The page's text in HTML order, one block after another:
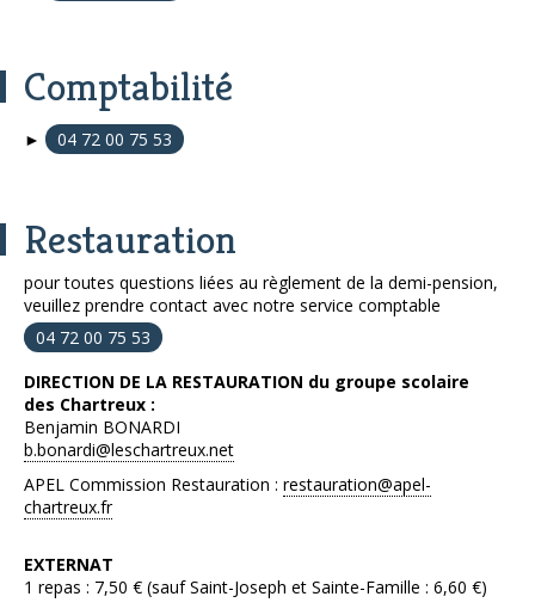
Comptabilité
► 04 72 00 75 53
Restauration
pour toutes questions liées au règlement de la demi-pension,
veuillez prendre contact avec notre service comptable
04 72 00 75 53
DIRECTION DE LA RESTAURATION du groupe scolaire
des Chartreux :
Benjamin BONARDI
b.bonardi@leschartreux.net
APEL Commission Restauration : restauration@apel-
chartreux.fr
EXTERNAT
1 repas : 7,50 € (sauf Saint-Joseph et Sainte-Famille : 6,60 €)